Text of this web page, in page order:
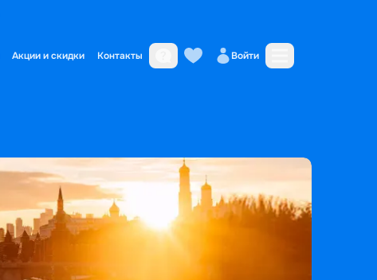
Акции и скидки Контакты Войти